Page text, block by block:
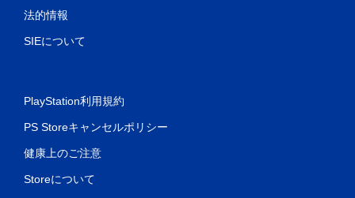
法的情報
SIEについて
PlayStation利用規約
PS Storeキャンセルポリシー
健康上のご注意
Storeについて